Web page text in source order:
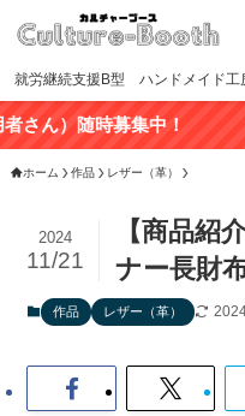
就労継続支援B型 ハンドメイド
随時募集中！
ホーム 作品 レザー（革）
【商品紹
ナー長財
2024
11/21
作品 レザー（革）